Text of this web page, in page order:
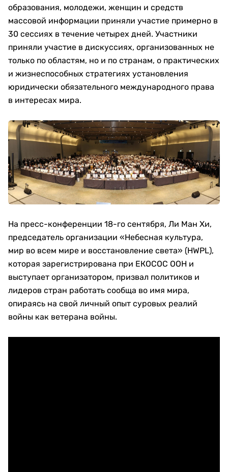
образования, молодежи, женщин и средств
массовой информации приняли участие примерно в
30 сессиях в течение четырех дней. Участники
приняли участие в дискуссиях, организованных не
только по областям, но и по странам, о практических
и жизнеспособных стратегиях установления
юридически обязательного международного права
в интересах мира.
На пресс-конференции 18-го сентября, Ли Ман Хи,
председатель организации «Небесная культура,
мир во всем мире и восстановление света» (HWPL),
которая зарегистрирована при ЕКОСОС ООН и
выступает организатором, призвал политиков и
лидеров стран работать сообща во имя мира,
опираясь на свой личный опыт суровых реалий
войны как ветерана войны.